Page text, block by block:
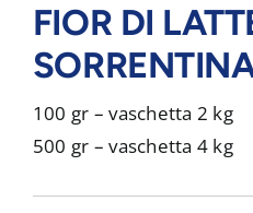
FIOR DI
100 gr – vaschetta 2 kg
500 gr – vaschetta 4 kg